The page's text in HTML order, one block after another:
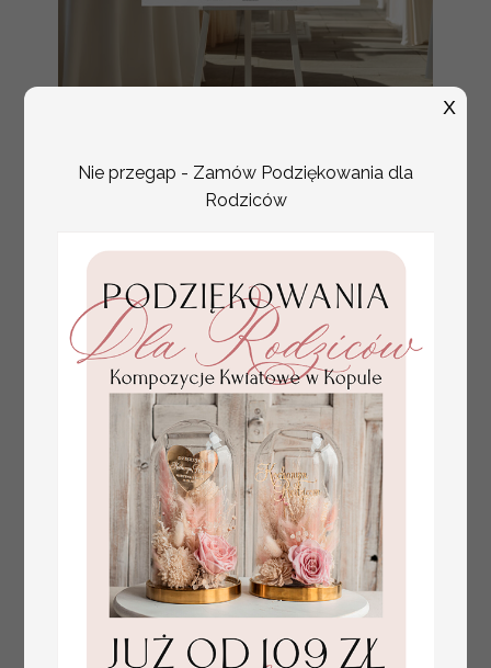
plan stołów
weselnych
gości weselnych,
plan stołów na
weselu ze zdjęciem
Pary Młodej, plan
usadzenia gości
weselnych
Promocja:
100 PLN
Nie przegap - Zamów Podziękowania dla
Rodziców
X